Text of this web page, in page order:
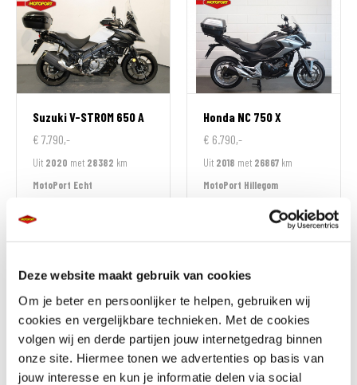
Deze website maakt gebruik van cookies
Om je beter en persoonlijker te helpen, gebruiken wij
cookies en vergelijkbare technieken. Met de cookies
volgen wij en derde partijen jouw internetgedrag binnen
onze site. Hiermee tonen we advertenties op basis van
jouw interesse en kun je informatie delen via social
SuzukiV-STROM 650 A
€ 7.790,-
Uit 2020 met 28382 km
MotoPort Echt
Honda NC 750 X
€ 6.790,-
Uit 2018 met 26867 km
MotoPort Hillegom
Honda CMX 500 REBEL
€ 6.290,-
TriumphStreet Triple R 675
€ 4.999,-